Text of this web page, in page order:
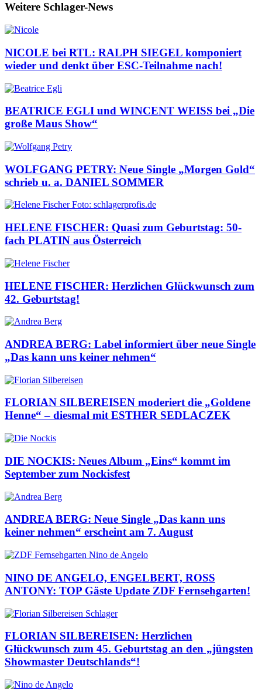
Weitere Schlager-News
NICOLE bei RTL: RALPH SIEGEL komponiert
wieder und denkt über ESC-Teilnahme nach!
BEATRICE EGLI und WINCENT WEISS bei „Die
große Maus Show“
WOLFGANG PETRY: Neue Single „Morgen Gold“
schrieb u. a. DANIEL SOMMER
HELENE FISCHER: Quasi zum Geburtstag: 50-
fach PLATIN aus Österreich
HELENE FISCHER: Herzlichen Glückwunsch zum
42. Geburtstag!
ANDREA BERG: Label informiert über neue Single
„Das kann uns keiner nehmen“
FLORIAN SILBEREISEN moderiert die „Goldene
Henne“ – diesmal mit ESTHER SEDLACZEK
DIE NOCKIS: Neues Album „Eins“ kommt im
September zum Nockisfest
ANDREA BERG: Neue Single „Das kann uns
keiner nehmen“ erscheint am 7. August
NINO DE ANGELO, ENGELBERT, ROSS
ANTONY: TOP Gäste Update ZDF Fernsehgarten!
FLORIAN SILBEREISEN: Herzlichen
Glückwunsch zum 45. Geburtstag an den „jüngsten
Showmaster Deutschlands“!